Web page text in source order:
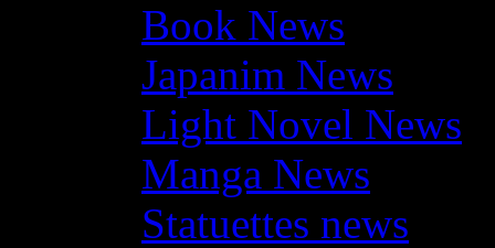
Book News
Japanim News
Light Novel News
Manga News
Statuettes news